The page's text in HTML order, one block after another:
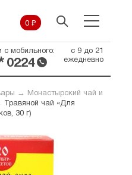
0 ₽
с мобильного:
0224
с 9 до 21
ежедневно
→
Монастырский чай и
Травяной чай «Для
30 г)